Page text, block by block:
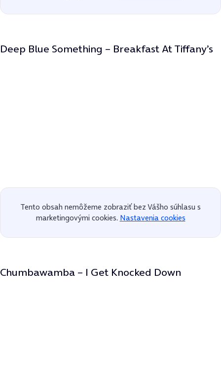
Deep Blue Something – Breakfast At Tiffany’s
Tento obsah nemôžeme zobraziť bez Vášho súhlasu s
marketingovými cookies. Nastavenia cookies
Chumbawamba – I Get Knocked Down